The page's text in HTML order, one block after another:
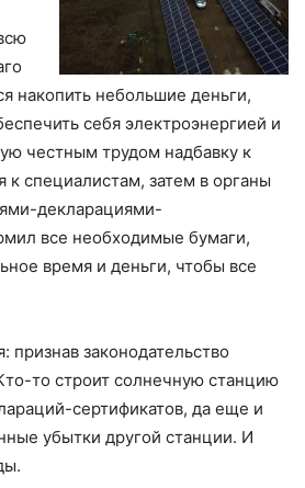
накопить небольшие деньги,
себя электроэнергией и
честным трудом надбавку к
к специалистам, затем в органы
декларациями-
все необходимые бумаги,
время и деньги, чтобы все
признав законодательство
то строит солнечную станцию
сертификатов, да еще и
убытки другой станции. И